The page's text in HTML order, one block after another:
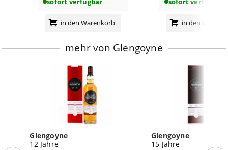
in den Warenkorb in den
mehr von Glengoyne
Glengoyne
12 Jahre
Glengoyne
15 Jahre